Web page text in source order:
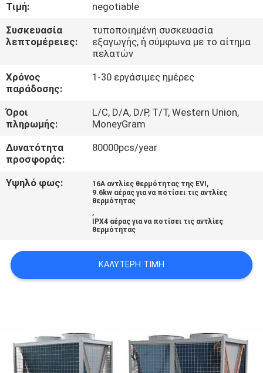
ΈΛΕΓΧΟΣ
ΠΟΙΌΤΗΤΑΣ
ΕΠΙΚΟΙΝΩΝΉΣΤΕ
ΜΑΖΊ
ΜΑΣ
ΕΙΔΉΣΕΙΣ
ΥΠΟΘΈΣΕΙΣ
SITEMAP
ΑΠΟΡΡΉΤΟΥ
Τιμή:
negotiable
Συσκευασία
λεπτομέρειες:
τυποποιημένη συσκευασία
εξαγωγής, ή σύμφωνα με το αίτημα
πελατών
Χρόνος
παράδοσης:
1-30 εργάσιμες ημέρες
Όροι
πληρωμής:
L/C, D/A, D/P, T/T, Western Union,
MoneyGram
Δυνατότητα
προσφοράς:
80000pcs/year
Υψηλό φως: 16A αντλίες θερμότητας της EVI ,
9.6kw αέρας για να ποτίσει τις αντλίες
θερμότητας
,
IPX4 αέρας για να ποτίσει τις αντλίες
θερμότητας
ΚΑΛΎΤΕΡΗ ΤΙΜΉ